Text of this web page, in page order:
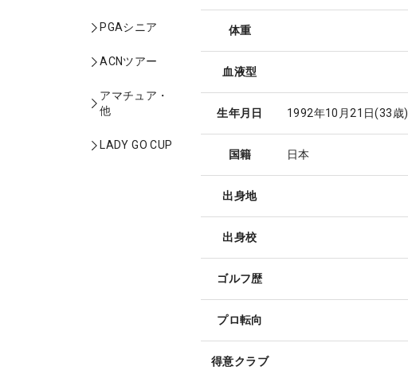
PGAシニア
ACNツアー
アマチュア・
他
LADY GO CUP
体重
血液型
生年月日 1992年10月21日(33歳)
国籍 日本
出身地
出身校
ゴルフ歴
プロ転向
得意クラブ